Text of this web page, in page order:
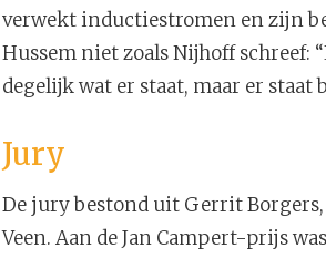
verwekt inductiestromen en zijn
Hussem niet zoals Nijhoff schreef:
degelijk wat er staat, maar er staat
Jury
De jury bestond uit Gerrit
Veen. Aan de Jan Campert-prijs